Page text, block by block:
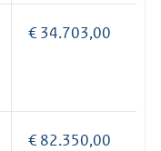
€ 34.703,00
€ 82.350,00